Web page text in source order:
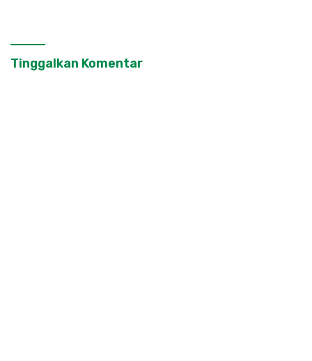
Tinggalkan Komentar